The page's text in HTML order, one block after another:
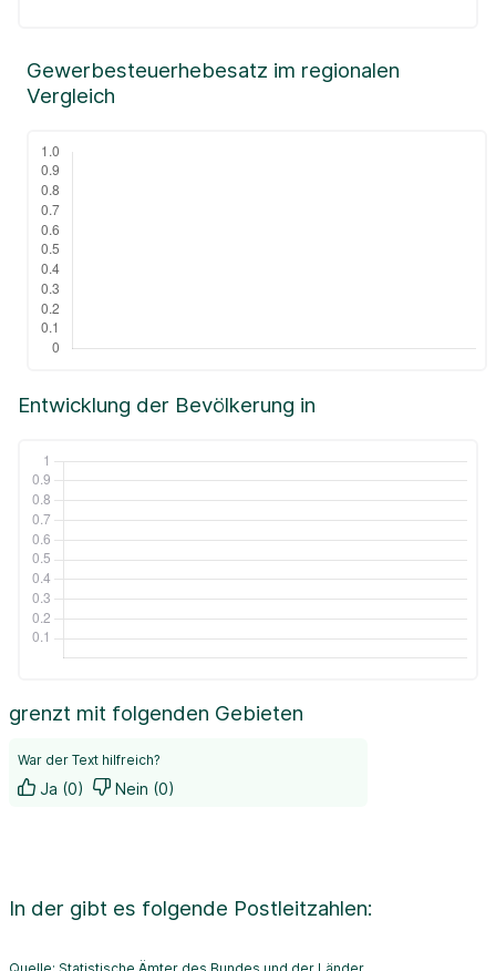
Entwicklung der Bevölkerung in
Gewerbesteuerhebesatz im regionalen
Vergleich
grenzt mit folgenden Gebieten
War der Text hilfreich?
Ja (0) Nein (0)
In der gibt es folgende Postleitzahlen: